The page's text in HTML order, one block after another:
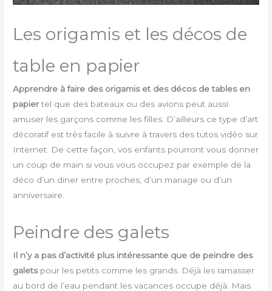
Les origamis et les décos de
table en papier
Apprendre à faire des origamis et des décos de tables en
papiertel que des bateaux ou des avions peut aussi
amuser les garçons comme les filles. D’ailleurs ce type d’art
décoratif est très facile à suivre à travers des tutos vidéo sur
Internet. De cette façon, vos enfants pourront vous donner
un coup de main si vous vous occupez par exemple de la
déco d’un diner entre proches, d’un mariage ou d’un
anniversaire.
Peindre des galets
Il n’y a pas d’activité plus intéressante que de peindre des
galetspour les petits comme les grands. Déjà les ramasser
au bord de l’eau pendant les vacances occupe déjà. Mais